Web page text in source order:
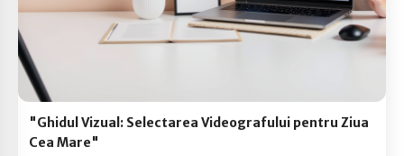
"Ghidul Vizual: Selectarea Videografului pentru Ziua
Cea Mare"